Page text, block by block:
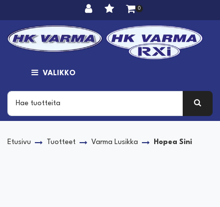
0
VALIKKO
Etusivu Tuotteet Varma Lusikka Hopea Sini